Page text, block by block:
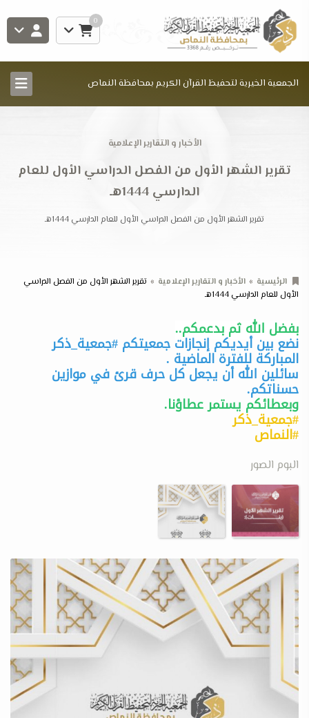
0
الجمعية الخيرية لتحفيظ القرآن الكريم بمحافظة النماص
الأخبار و التقارير الإعلامية
تقرير الشهر الأول من الفصل الدراسي الأول للعام
الدارسي 1444هـ
تقرير الشهر الأول من الفصل الدراسي الأول للعام الدارسي 1444هـ
الرئيسية الأخبار و التقارير الإعلامية
تقرير الشهر الأول من الفصل الدراسي
الأول للعام الدارسي 1444هـ
بفضل الله ثم بدعمكم..
نضع بين أيديكم إنجازات جمعيتكم #جمعية_ذكر
المباركة للفترة الماضية .
سائلين الله أن يجعل كل حرف قرئ في موازين
حسناتكم.
وبعطائكم يستمر عطاؤنا.
#جمعية_ذكر
#النماص
البوم الصور